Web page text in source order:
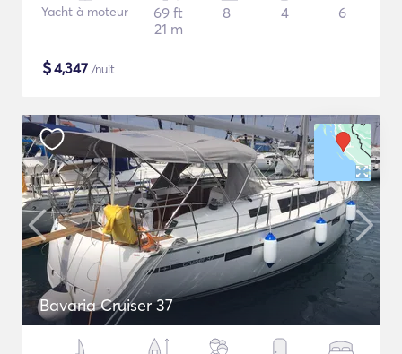
Yacht à moteur
69 ft
21 m
8 4 6
$4,347 /nuit
Bavaria Cruiser 37